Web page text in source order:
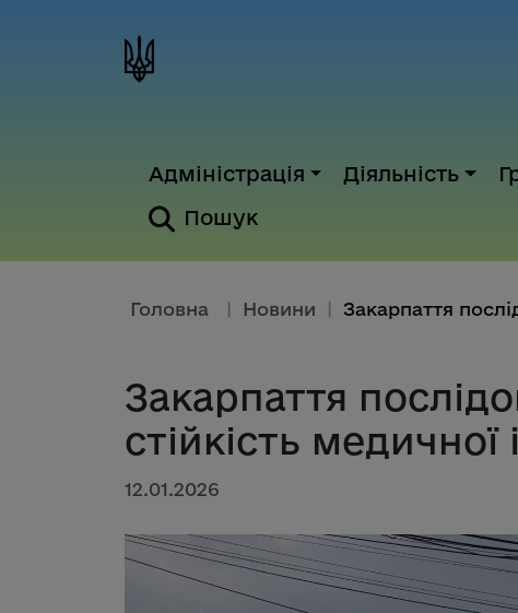
Адміністрація Діяльність
Пошук
Головна Новини
Закарпаття
стійкість
12.01.2026